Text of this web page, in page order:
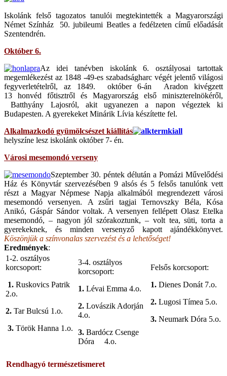
Iskolánk felső tagozatos tanulói megtekintették a Magyarországi
Német Színház 50. jubileumi Beatles a fedélzeten című előadását
Szentendrén.
Október 6.
Az idei tanévben iskolánk 6. osztályosai tartottak
megemlékezést az 1848 -49-es szabadságharc végét jelentő világosi
fegyverletételről, az 1849. október 6-án Aradon kivégzett
13 honvéd főtisztről és Magyarország első miniszterelnökéről,
Batthyány Lajosról, akit ugyanezen a napon végeztek ki
Budapesten. A gyerekeket Minárik Lívia készítette fel.
Alkalmazkodó gyümölcsészet kiállítás
helyszíne lesz iskolánk október 7- én.
Városi mesemondó verseny
Szeptember 30. péntek délután a Pomázi Művelődési
Ház és Könyvtár szervezésében 9 alsós és 5 felsős tanulónk vett
részt a Magyar Népmese Napja alkalmából megrendezett városi
mesemondó versenyen. A zsűri tagjai Ternovszky Béla, Kósa
Anikó, Gáspár Sándor voltak. A versenyen fellépett Olasz Etelka
mesemondó, – nagyon jól szórakoztunk, – volt tea, süti, torta a
gyerekeknek, és minden versenyző kapott ajándékkönyvet.
Köszönjük a színvonalas szervezést és a lehetőséget!
Eredmények:
1-2. osztályos
korcsoport:
1. Ruskovics Patrik
2.o.
2. Tar Bulcsú 1.o.
3. Török Hanna 1.o.
3-4. osztályos
korcsoport:
1. Lévai Emma 4.o.
2. Lovászik Adorján
4.o.
3. Bardócz Csenge
Dóra 4.o.
Felsős korcsoport:
1. Dienes Donát 7.o.
2. Lugosi Tímea 5.o.
3. Neumark Dóra 5.o.
Rendhagyó természetismeret